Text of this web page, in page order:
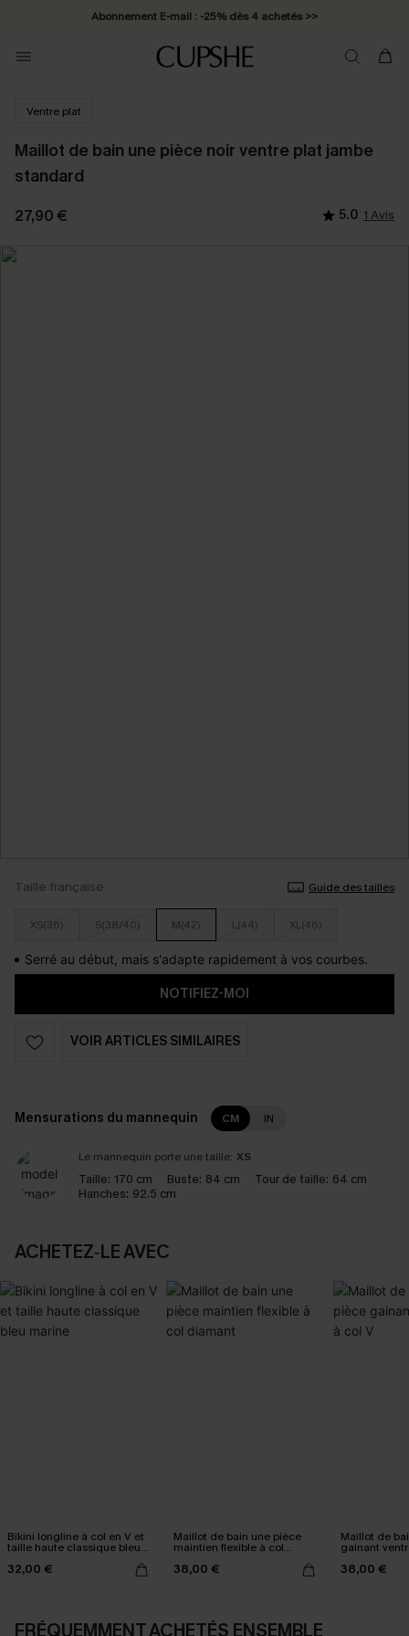
Abonnement E-mail : -25% dès 4 achetés >>
Ventre plat
Maillot de bain une pièce noir ventre plat jambe
standard
27,90 € 5.0 1 Avis
Taille française Guide des tailles
XS(36) S(38/40) M(42) L(44) XL(46)
Serré au début, mais s'adapte rapidement à vos courbes.
NOTIFIEZ-MOI
VOIR ARTICLES SIMILAIRES
Mensurations du mannequin CM IN
Le mannequin porte une taille: XS
Taille: 170 cm Buste: 84 cm Tour de taille: 64 cm
Hanches: 92.5 cm
ACHETEZ‑LE AVEC
Bikini longline à col en V et
taille haute classique bleu
32,00 €
Maillot de bain une pièce
maintien flexible à col
38,00 €
Maillot de
gainant
38,00 €
FRÉQUEMMENT ACHETÉS ENSEMBLE